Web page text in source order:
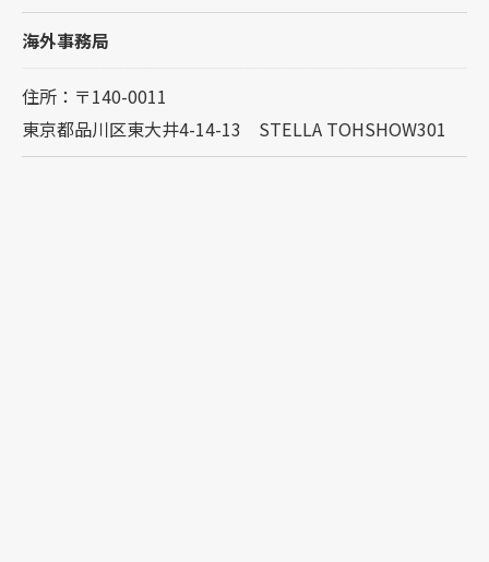
海外事務局
住所：〒140-0011
東京都品川区東大井4-14-13 STELLA TOHSHOW301